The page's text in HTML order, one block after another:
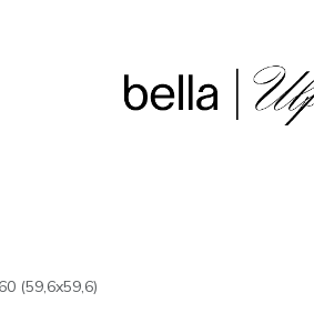
(59,6x59,6)